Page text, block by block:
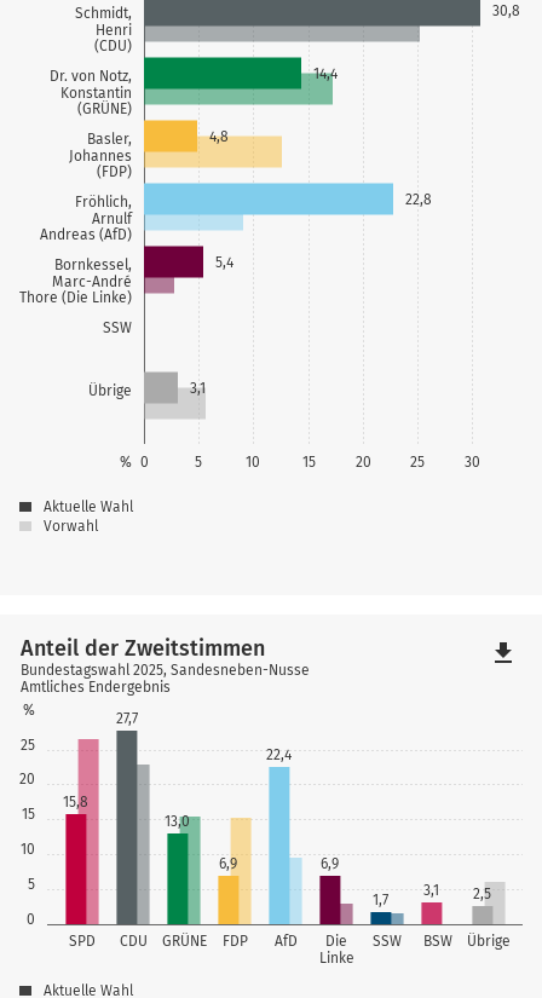
Schmidt,
Henri
(CDU)
Dr. von Notz,
Konstantin
(GRÜNE)
Basler,
Johannes
(FDP)
Fröhlich,
Arnulf
Andreas (AfD)
Bornkessel,
Marc-André
Thore (Die Linke)
SSW
Übrige
0 5 10 15 20 25 30
%
30,8
14,4
4,8
22,8
5,4
3,1
Aktuelle Wahl
Vorwahl
0
5
10
15
20
25
%
SPD CDU GRÜNE FDP AfD
Die
Linke
SSW BSW Übrige
15,8
27,7
13,0
6,9
22,4
6,9
1,7
3,1 2,5
Anteil der Zweitstimmen
Bundestagswahl 2025, Sandesneben-Nusse
Amtliches Endergebnis
Aktuelle Wahl
file_download